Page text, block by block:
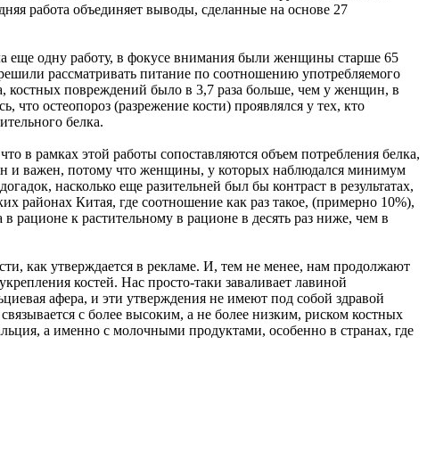
работа объединяет выводы, сделанные на основе 27
еще одну работу, в фокусе внимания были женщины старше 65
рассматривать питание по соотношению употребляемого
костных повреждений было в 3,7 раза больше, чем у женщин, в
остеопороз (разрежение кости) проявлялся у тех, кто
белка.
в рамках этой работы сопоставляются объем потребления белка,
и важен, потому что женщины, у которых наблюдался минимум
насколько еще разительней был бы контраст в результатах,
районах Китая, где соотношение как раз такое, (примерно 10%),
к растительному в рационе в десять раз ниже, чем в
как утверждается в рекламе. И, тем не менее, нам продолжают
костей. Нас просто-таки заваливает лавиной
афера, и эти утверждения не имеют под собой здравой
с более высоким, а не более низким, риском костных
а именно с молочными продуктами, особенно в странах, где